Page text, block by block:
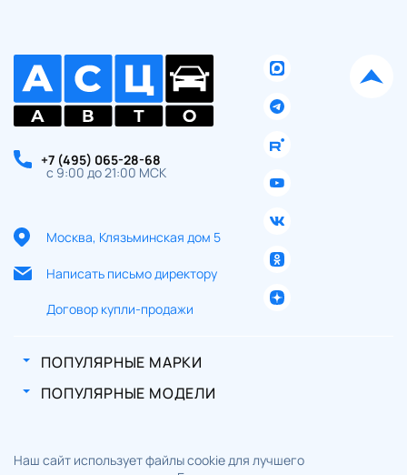
+7 (495) 065-28-68
с 9:00 до 21:00 МСК
Москва, Клязьминская дом 5
Написать письмо директору
Договор купли-продажи
ПОПУЛЯРНЫЕ МАРКИ
ПОПУЛЯРНЫЕ МОДЕЛИ
Наш сайт использует файлы cookie для лучшего